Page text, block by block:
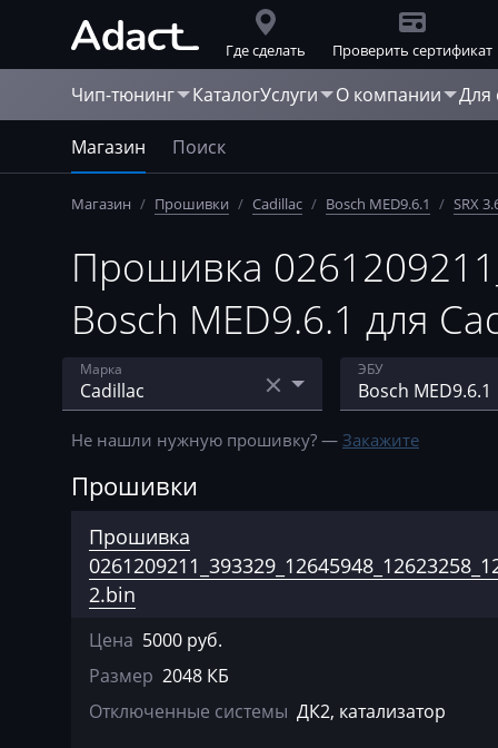
Где сделать Проверить сертификат
Чип-тюнинг КаталогУслуги О компании Для
Магазин Поиск
Магазин / Прошивки / Cadillac / Bosch MED9.6.1 / SRX
Прошивка
Bosch MED9.6.1 для
Марка
Acura
AebiSchmidt
Agrifac
Albach
Alfa Romeo
Arbos
ЭБУ
ACDelco 5 (E38,
Bosch ME3.1.1
Не нашли нужную прошивку? — Закажите
Прошивки
Прошивка
2.bin
Цена 5000 руб.
Размер 2048 КБ
Отключенные системы ДК2, катализатор